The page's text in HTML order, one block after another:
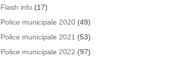
Flash info (17)
Police municipale 2020 (49)
Police municipale 2021 (53)
Police municipale 2022 (97)